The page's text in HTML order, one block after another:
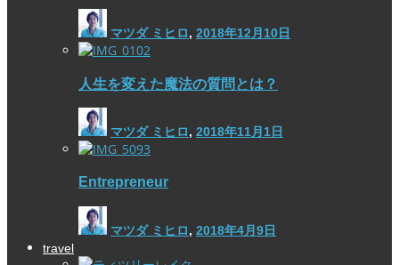
マツダ ミヒロ, 2018年12月10日
人生を変えた魔法の質問とは？
マツダ ミヒロ, 2018年11月1日
Entrepreneur
マツダ ミヒロ, 2018年4月9日
travel